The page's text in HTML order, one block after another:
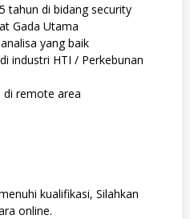
tahun di bidang security
Gada Utama
yang baik
industri HTI / Perkebunan
di remote area
kualifikasi, Silahkan
online.